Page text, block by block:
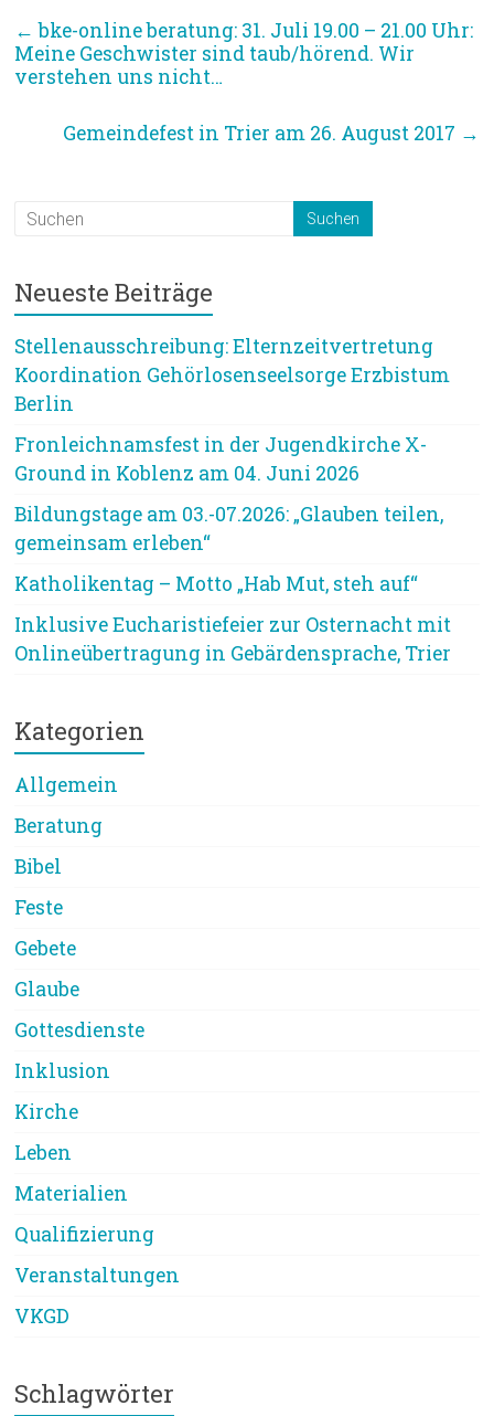
← bke-online beratung: 31. Juli 19.00 – 21.00 Uhr:
Meine Geschwister sind taub/hörend. Wir
verstehen uns nicht…
Gemeindefest in Trier am 26. August 2017 →
Neueste Beiträge
Stellenausschreibung: Elternzeitvertretung
Koordination Gehörlosenseelsorge Erzbistum
Berlin
Fronleichnamsfest in der Jugendkirche X-
Ground in Koblenz am 04. Juni 2026
Bildungstage am 03.-07.2026: „Glauben teilen,
gemeinsam erleben“
Katholikentag – Motto „Hab Mut, steh auf“
Inklusive Eucharistiefeier zur Osternacht mit
Onlineübertragung in Gebärdensprache, Trier
Kategorien
Allgemein
Beratung
Bibel
Feste
Gebete
Glaube
Gottesdienste
Inklusion
Kirche
Leben
Materialien
Qualifizierung
Veranstaltungen
VKGD
Schlagwörter